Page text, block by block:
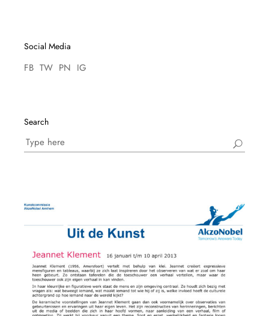
Social Media
FB TW PN IG
Search
Search
for: